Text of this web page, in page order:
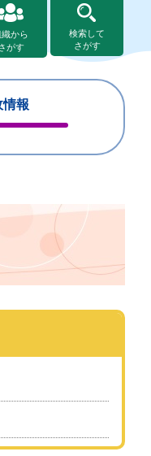
織から
がす
検索して
さがす
情報